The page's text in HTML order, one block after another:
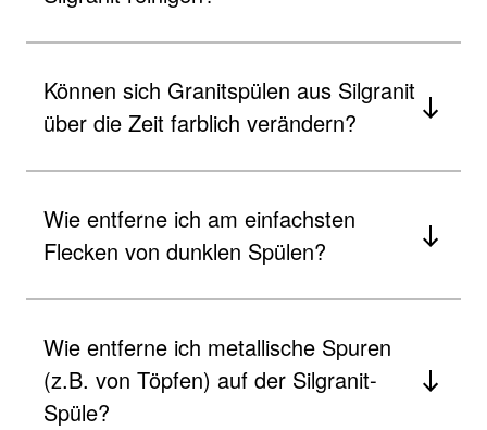
Können sich Granitspülen aus Silgranit
über die Zeit farblich verändern?
Wie entferne ich am einfachsten
Flecken von dunklen Spülen?
Wie entferne ich metallische Spuren
(z.B. von Töpfen) auf der Silgranit-
Spüle?